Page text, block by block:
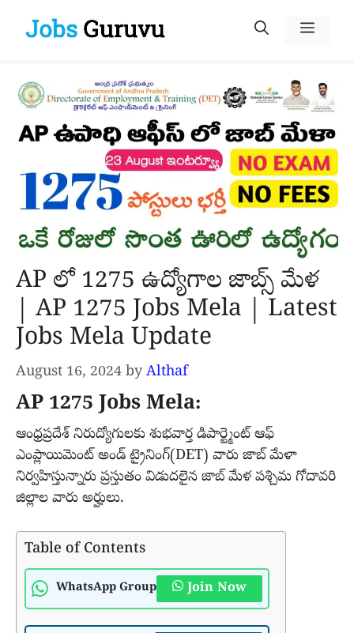
Menu
AP లో 1275 ఉద్యోగాల జాబ్స్ మేళ
| AP 1275 Jobs Mela | Latest
Jobs Mela Update
August 16, 2024 by Althaf
AP 1275 Jobs Mela:
ఆంధ్రప్రదేశ్ నిరుద్యోగులకు శుభవార్త డిపార్ట్మెంట్ ఆఫ్
ఎంప్లాయిమెంట్ అండ్ ట్రైనింగ్(DET) వారు జాబ్ మేళా
నిర్వహిస్తున్నారు ప్రస్తుతం విడుదలైన జాబ్ మేళ పశ్చిమ గోదావరి
జిల్లాల వారు అర్హులు.
Table of Contents
WhatsApp Group Join Now